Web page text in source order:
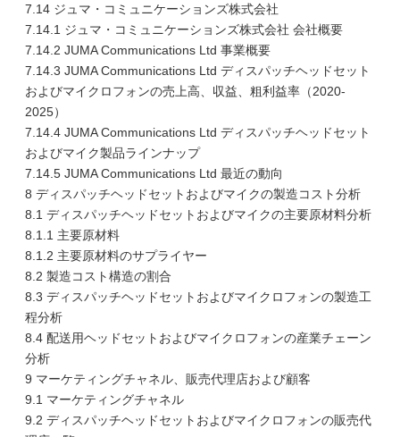
7.14 ジュマ・コミュニケーションズ株式会社
7.14.1 ジュマ・コミュニケーションズ株式会社 会社概要
7.14.2 JUMA Communications Ltd 事業概要
7.14.3 JUMA Communications Ltd ディスパッチヘッドセット
およびマイクロフォンの売上高、収益、粗利益率（2020-
2025）
7.14.4 JUMA Communications Ltd ディスパッチヘッドセット
およびマイク製品ラインナップ
7.14.5 JUMA Communications Ltd 最近の動向
8 ディスパッチヘッドセットおよびマイクの製造コスト分析
8.1 ディスパッチヘッドセットおよびマイクの主要原材料分析
8.1.1 主要原材料
8.1.2 主要原材料のサプライヤー
8.2 製造コスト構造の割合
8.3 ディスパッチヘッドセットおよびマイクロフォンの製造工
程分析
8.4 配送用ヘッドセットおよびマイクロフォンの産業チェーン
分析
9 マーケティングチャネル、販売代理店および顧客
9.1 マーケティングチャネル
9.2 ディスパッチヘッドセットおよびマイクロフォンの販売代